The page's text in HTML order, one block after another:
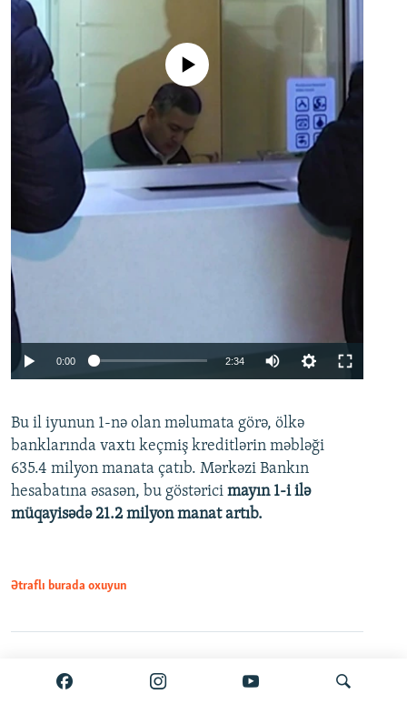
No media source currently available
0:00 2:34
360p
480p
720p
Bu il iyunun 1-nə olan məlumata görə, ölkə
banklarında vaxtı keçmiş kreditlərin məbləği
635.4 milyon manata çatıb. Mərkəzi Bankın
hesabatına əsasən, bu göstərici mayın 1-i ilə
müqayisədə 21.2 milyon manat artıb.
Ətraflı burada oxuyun
Paylaş